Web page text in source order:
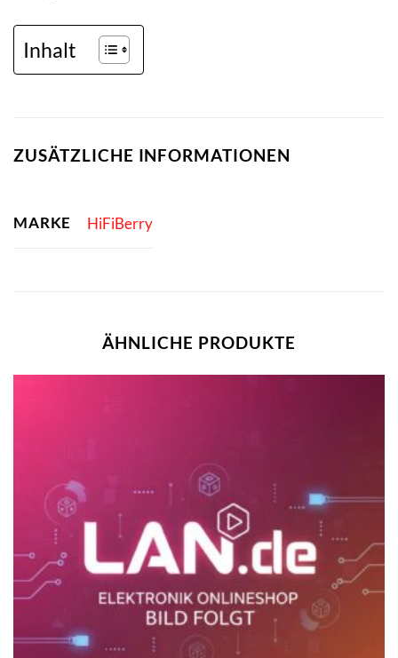
Inhalt
ZUSÄTZLICHE INFORMATIONEN
MARKE HiFiBerry
ÄHNLICHE PRODUKTE